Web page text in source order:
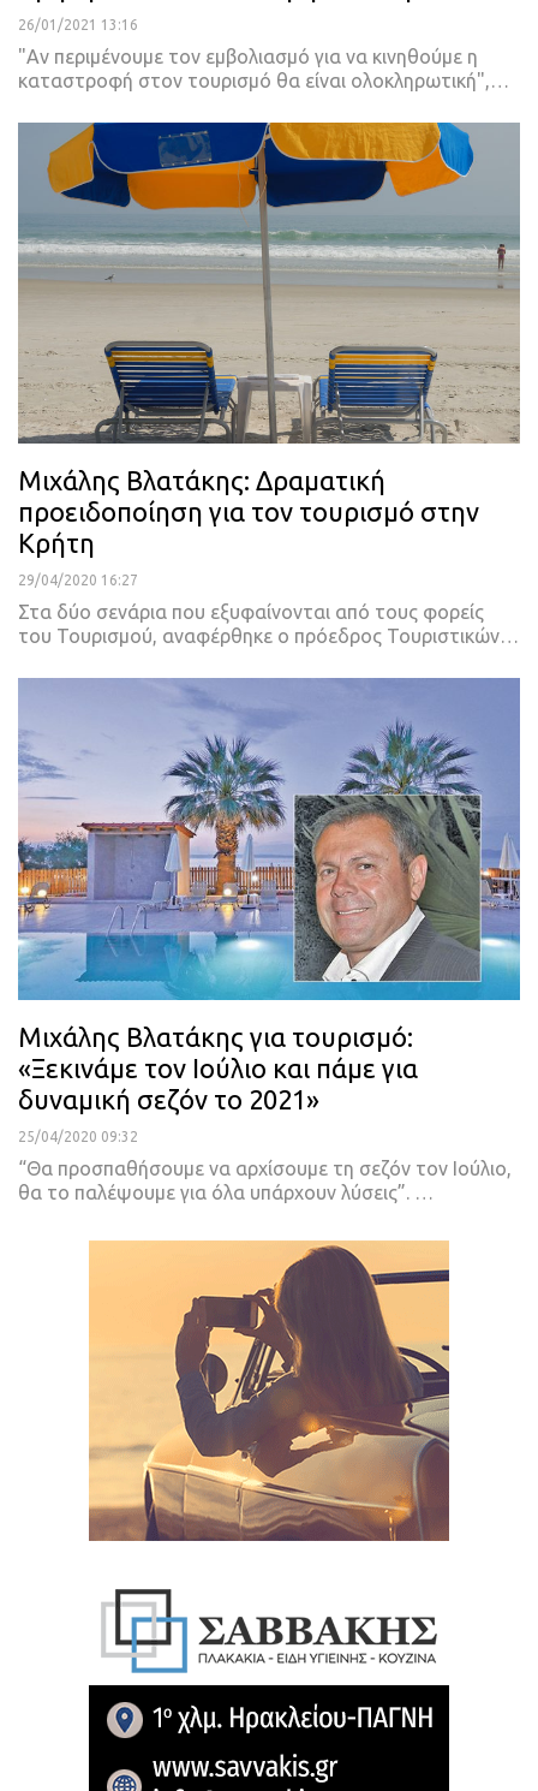
26/01/2021 13:16
"Αν περιμένουμε τον εμβολιασμό για να κινηθούμε η
καταστροφή στον τουρισμό θα είναι ολοκληρωτική",
Μιχάλης Βλατάκης: Δραματική
προειδοποίηση για τον τουρισμό στην
Κρήτη
29/04/2020 16:27
Στα δύο σενάρια που εξυφαίνονται από τους φορείς
του Τουρισμού, αναφέρθηκε ο πρόεδρος Τουριστικών…
Μιχάλης Βλατάκης για τουρισμό:
«Ξεκινάμε τον Ιούλιο και πάμε για
δυναμική σεζόν το 2021»
25/04/2020 09:32
“Θα προσπαθήσουμε να αρχίσουμε τη σεζόν τον Ιούλιο,
θα το παλέψουμε για όλα υπάρχουν λύσεις”.